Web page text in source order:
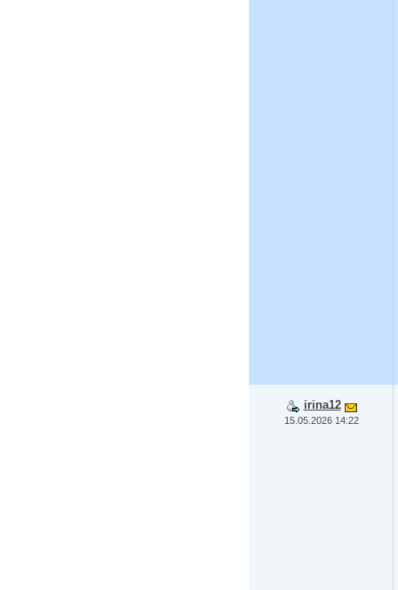
irina12
15.05.2026 14:22